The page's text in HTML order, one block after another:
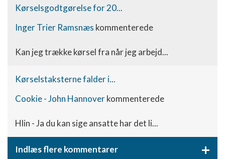
Kørselsgodtgørelse for 20...
Inger Trier Ramsnæs kommenterede
Kan jeg trække kørsel fra når jeg arbejd...
Kørselstaksterne falder i...
Cookie - John Hannoverkommenterede
Hlin - Ja du kan sige ansatte har det li...
Indlæs flere kommentarer +